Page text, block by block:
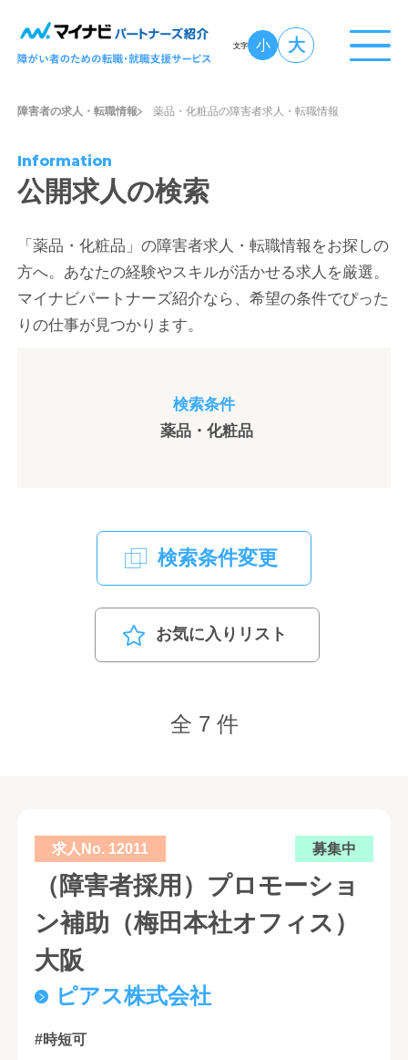
文字 小 大
障害者の求人・転職情報 薬品・化粧品の障害者求人・転職情報
Information
公開求人の検索
「薬品・化粧品」の障害者求人・転職情報をお探しの
方へ。あなたの経験やスキルが活かせる求人を厳選。
マイナビパートナーズ紹介なら、希望の条件でぴった
りの仕事が見つかります。
検索条件
薬品・化粧品
検索条件変更
お気に入りリスト
全 7 件
求人No. 12011 募集中
（障害者採用）プロモーショ
ン補助（梅田本社オフィス）
大阪
ピアス株式会社
#時短可